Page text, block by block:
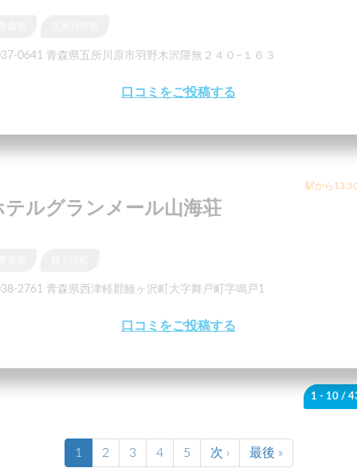
0641 青森県五所川原市羽野木沢隈無２４０−１６３
口コミをご投稿する
駅から
テルグランメール山海荘
2761 青森県西津軽郡鯵ヶ沢町大字舞戸町字鳴戸1
口コミをご投稿する
1 - 10 /
1 2 3 4 5 次 › 最後 »